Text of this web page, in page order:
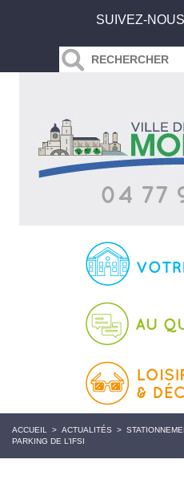
SUIVEZ-
ACCUEIL > ACTUALITÉS >
PARKING DE L’IFSI